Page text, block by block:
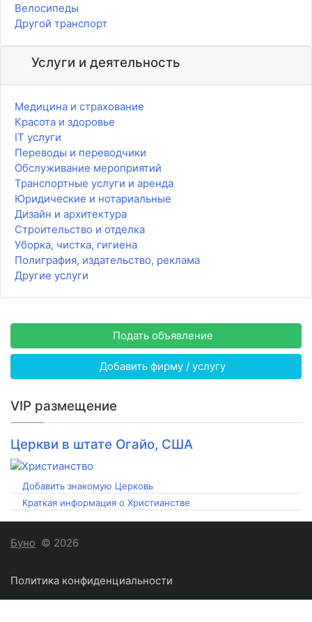
Велосипеды
Другой транспорт
Услуги и деятельность
Медицина и страхование
Красота и здоровье
IT услуги
Переводы и переводчики
Обслуживание мероприятий
Транспортные услуги и аренда
Юридические и нотариальные
Дизайн и архитектура
Строительство и отделка
Уборка, чистка, гигиена
Полиграфия, издательство, реклама
Другие услуги
Подать объявление
Добавить фирму / услугу
VIP размещение
Церкви в штате Огайо, США
Добавить знакомую Церковь
Краткая информация о Христианстве
Буно © 2026
Политика конфиденциальности